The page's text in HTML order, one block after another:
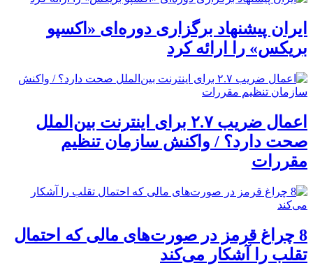
ایران پیشنهاد برگزاری دوره‌ای «اکسپو
بریکس» را ارائه کرد
اعمال ضریب ۲.۷ برای اینترنت بین‌الملل
صحت دارد؟ / واکنش سازمان تنظیم
مقررات
8 چراغ قرمز در صورت‌های مالی که احتمال
تقلب را آشکار می‌کند